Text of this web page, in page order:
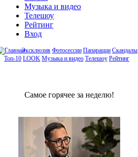
Музыка и видео
Телешоу
Рейтинг
Вход
Эксклюзив Фотосессии Папарацци Скандалы
Топ-10 LOOK Музыка и видео Телешоу Рейтинг
Сaмое гoрячее за неделю!